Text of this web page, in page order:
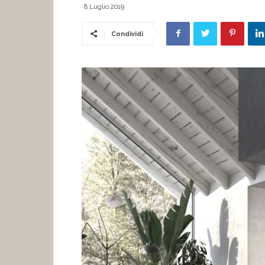
8 Luglio 2019
Condividi